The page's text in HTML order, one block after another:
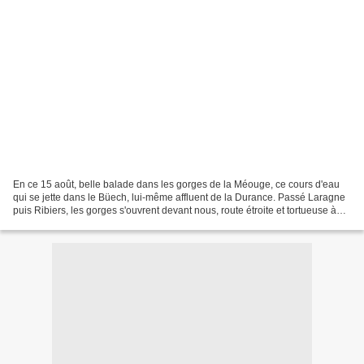
En ce 15 août, belle balade dans les gorges de la Méouge, ce cours d'eau
qui se jette dans le Büech, lui-même affluent de la Durance. Passé Laragne
puis Ribiers, les gorges s'ouvrent devant nous, route étroite et tortueuse à